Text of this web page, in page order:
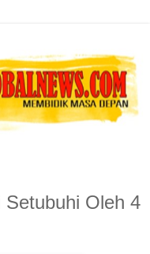
Setubuhi Oleh 4